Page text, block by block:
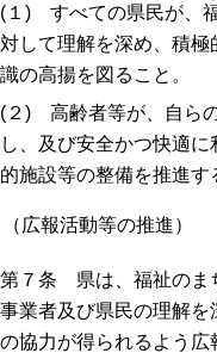
(１) すべての県民が、
対して理解を深め、積極
識の高揚を図ること。
(２) 高齢者等が、自ら
し、及び安全かつ快適
的施設等の整備を推進す
（広報活動等の推進）
第７条 県は、福祉のま
事業者及び県民の理解を
の協力が得られるよう広